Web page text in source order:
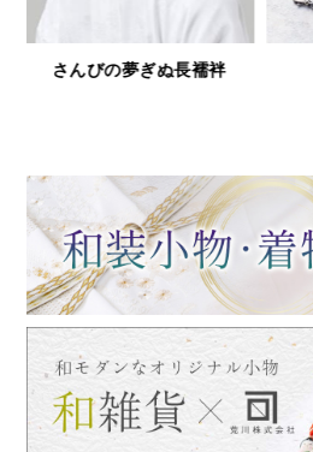
鹿革と漆の財布＆小物「印傳